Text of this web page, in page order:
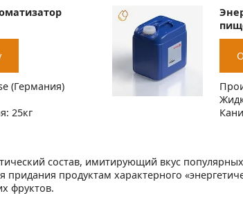
(Германия)
25кг
состав, имитирующий вкус популярных
продуктам характерного
фруктов.